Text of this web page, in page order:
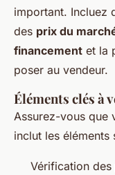
important. Incluez
des prix du
financement et la
poser au vendeur.
Éléments clés à
Assurez-vous que
inclut les
Vérification des